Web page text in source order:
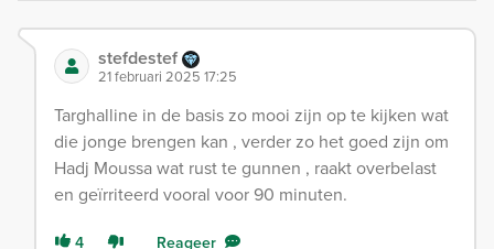
stefdestef
21 februari 2025 17:25
Targhalline in de basis zo mooi zijn op te kijken wat
die jonge brengen kan , verder zo het goed zijn om
Hadj Moussa wat rust te gunnen , raakt overbelast
en geïrriteerd vooral voor 90 minuten.
4 Reageer